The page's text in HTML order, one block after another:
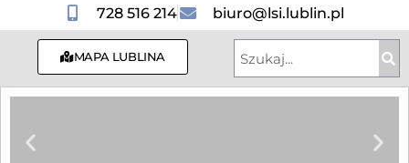
728 516 214 biuro@lsi.lublin.pl
MAPA LUBLINA